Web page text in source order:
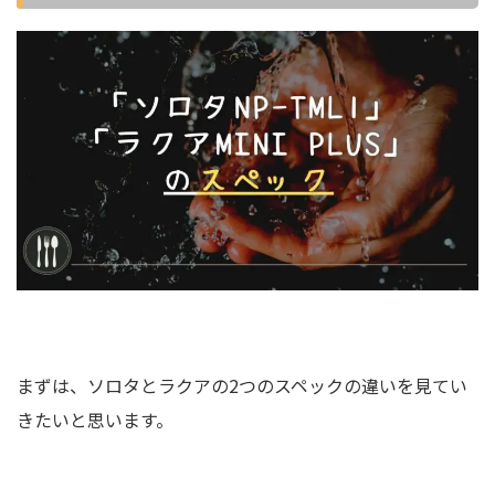
まずは、ソロタとラクアの2つのスペックの違いを見てい
きたいと思います。